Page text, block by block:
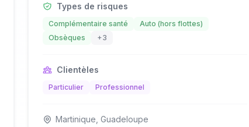
Types de risques
Complémentaire santé
Auto (hors flottes)
Obsèques
+3
Clientèles
Particulier Professionnel
Martinique, Guadeloupe